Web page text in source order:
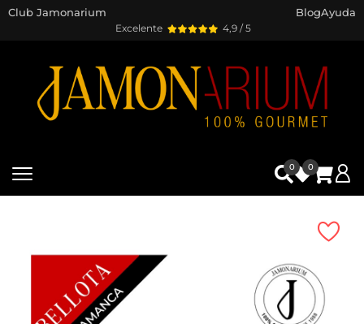
Excelente 4,9 / 5
Club Jamonarium BlogAyuda
0 0